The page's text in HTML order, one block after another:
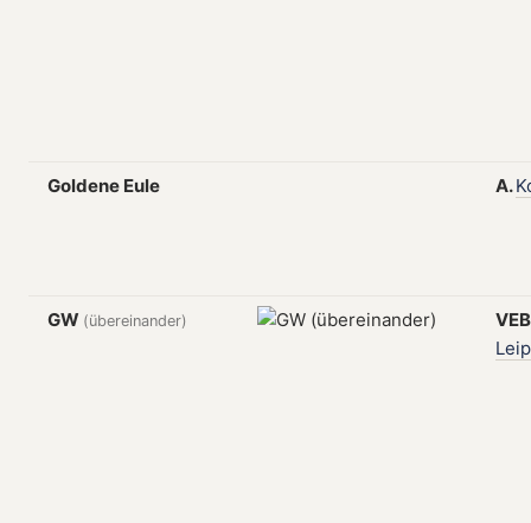
Goldene Eule A.
GW (übereinander)